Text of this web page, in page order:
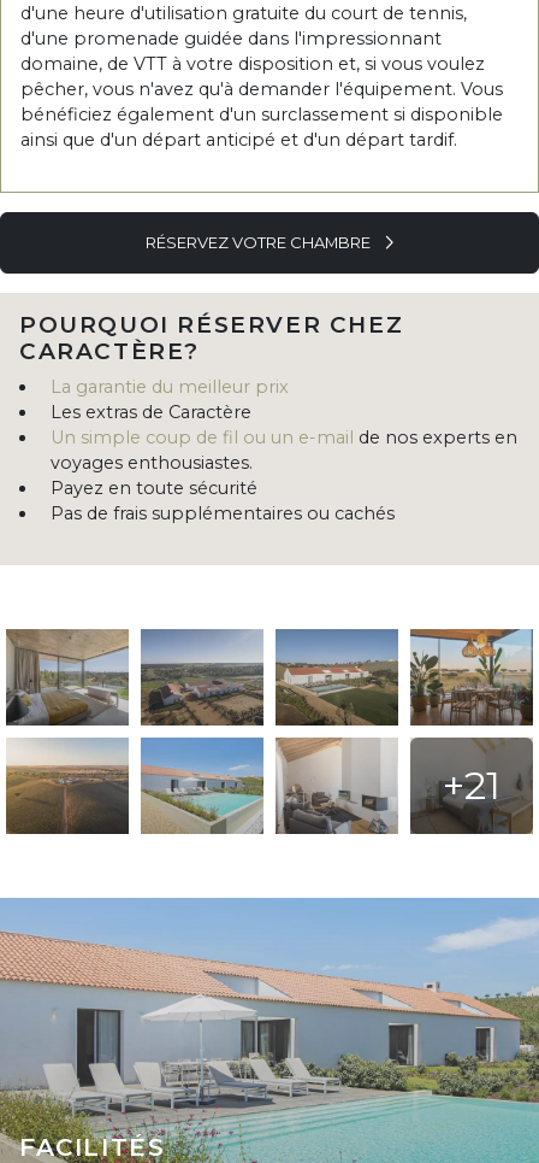
d'une heure d'utilisation gratuite du court de tennis,
d'une promenade guidée dans l'impressionnant
domaine, de VTT à votre disposition et, si vous voulez
pêcher, vous n'avez qu'à demander l'équipement. Vous
bénéficiez également d'un surclassement si disponible
ainsi que d'un départ anticipé et d'un départ tardif.
RÉSERVEZ VOTRE CHAMBRE
POURQUOI RÉSERVER CHEZ
CARACTÈRE?
La garantie du meilleur prix
Les extras de Caractère
Un simple coup de fil ou un e-mail de nos experts en
voyages enthousiastes.
Payez en toute sécurité
Pas de frais supplémentaires ou cachés
+21
FACILITÉS